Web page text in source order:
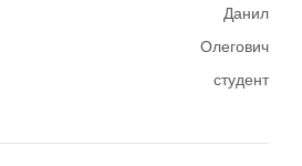
Данил
Олегович
студент